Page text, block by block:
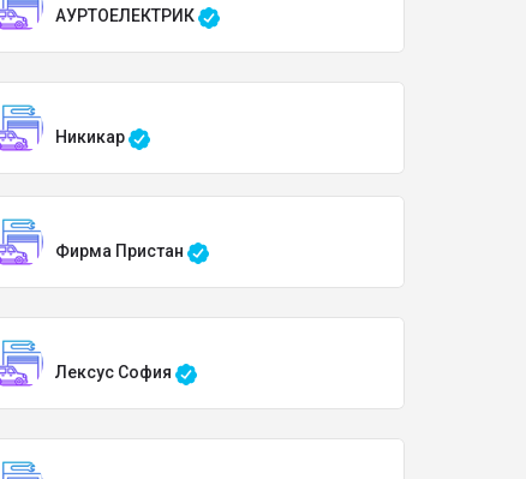
АУРТОЕЛЕКТРИК
Никикар
Фирма Пристан
Лексус София